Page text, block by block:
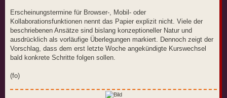
Erscheinungstermine für Browser-, Mobil- oder
Kollaborationsfunktionen nennt das Papier explizit nicht. Viele der
beschriebenen Ansätze sind bislang konzeptioneller Natur und
ausdrücklich als vorläufige Überlegungen markiert. Dennoch zeigt der
Vorschlag, dass dem erst letzte Woche angekündigte Kurswechsel
bald konkrete Schritte folgen sollen.
(fo)